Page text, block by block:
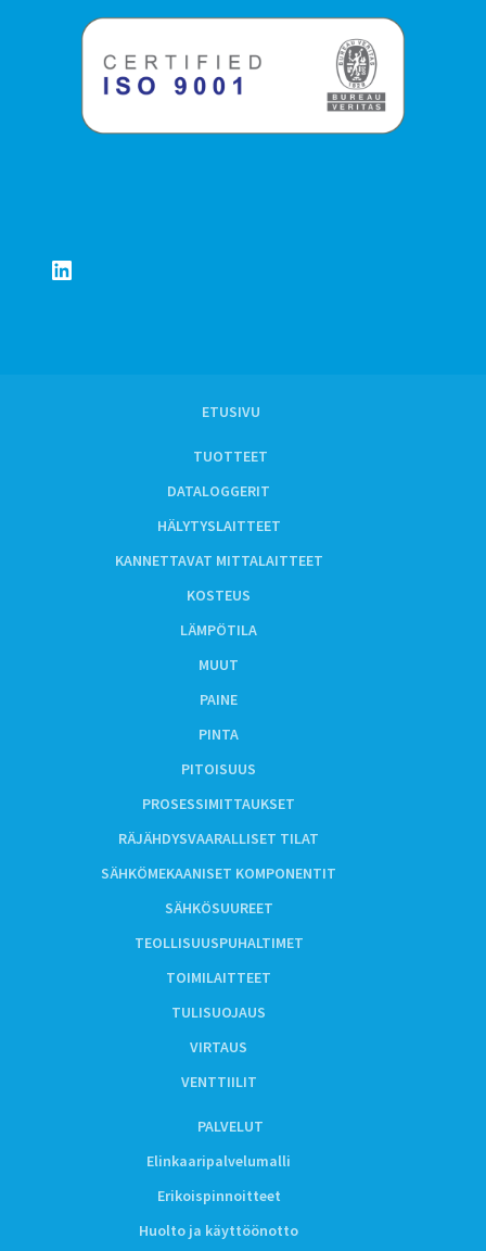
LinkedIn
ETUSIVU
TUOTTEET
DATALOGGERIT
HÄLYTYSLAITTEET
KANNETTAVAT MITTALAITTEET
KOSTEUS
LÄMPÖTILA
MUUT
PAINE
PINTA
PITOISUUS
PROSESSIMITTAUKSET
RÄJÄHDYSVAARALLISET TILAT
SÄHKÖMEKAANISET KOMPONENTIT
SÄHKÖSUUREET
TEOLLISUUSPUHALTIMET
TOIMILAITTEET
TULISUOJAUS
VIRTAUS
VENTTIILIT
PALVELUT
Elinkaaripalvelumalli
Erikoispinnoitteet
Huolto ja käyttöönotto